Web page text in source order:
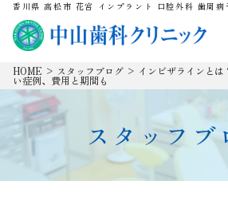
香川県 高松市 花宮 インプラント 口腔外科 歯周病
HOME > スタッフブログ > インビザラインと
い症例、費用と期間も
スタッフブ